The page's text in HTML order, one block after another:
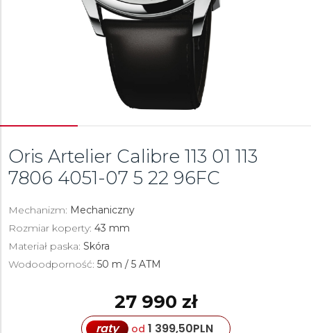
Oris Artelier Calibre 113 01 113
7806 4051-07 5 22 96FC
Mechanizm: Mechaniczny
Rozmiar koperty: 43 mm
Materiał paska: Skóra
Wodoodporność: 50 m / 5 ATM
27 990 zł
raty od 1 399,50PLN